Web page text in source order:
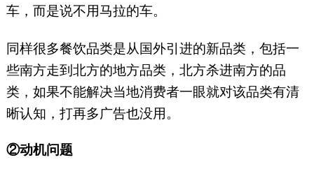
车，而是说不用马拉的车。
同样很多餐饮品类是从国外引进的新品类，包括一
些南方走到北方的地方品类，北方杀进南方的品
类，如果不能解决当地消费者一眼就对该品类有清
晰认知，打再多广告也没用。
②动机问题